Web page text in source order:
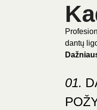
dantų
01.